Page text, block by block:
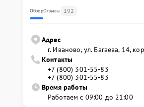
ОбзорОтзывы 192
Адрес
г. Иваново, ул. Багаева, 14,
Контакты
+7 (800) 301-55-83
+7 (800) 301-55-83
Время работы
Работаем с 09:00 до 21:00